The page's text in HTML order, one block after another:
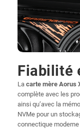
Fiabilité
La carte mère Aorus
complète avec les
ainsi qu’avec la
NVMe pour un
connectique